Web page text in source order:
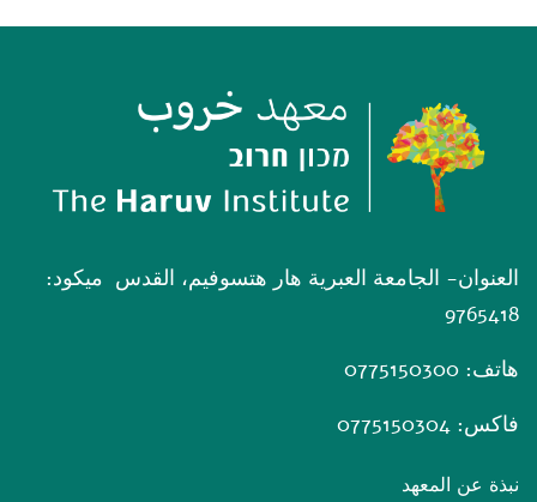
العنوان- الجامعة العبرية هار هتسوفيم، القدس ميكود:
9765418
هاتف: 0775150300
فاكس: 0775150304
نبذة عن المعهد